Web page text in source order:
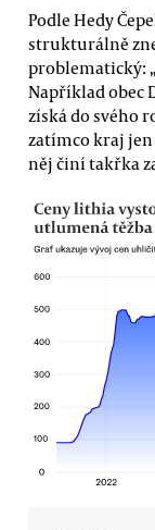
Podle Hedy
strukturálně
problematický:
Například obec
získá do svého
zatímco kraj
něj činí takřka